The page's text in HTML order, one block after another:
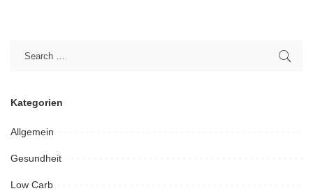
Kategorien
Allgemein
Gesundheit
Low Carb